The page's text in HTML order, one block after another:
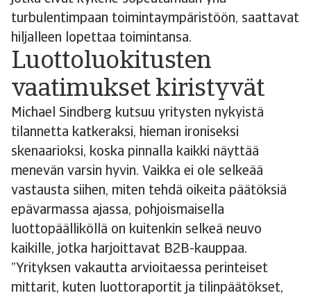
turbulentimpaan toimintaympäristöön, saattavat
hiljalleen lopettaa toimintansa.
Luottoluokitusten
vaatimukset kiristyvät
Michael Sindberg kutsuu yritysten nykyistä
tilannetta katkeraksi, hieman ironiseksi
skenaarioksi, koska pinnalla kaikki näyttää
menevän varsin hyvin. Vaikka ei ole selkeää
vastausta siihen, miten tehdä oikeita päätöksiä
epävarmassa ajassa, pohjoismaisella
luottopäälliköllä on kuitenkin selkeä neuvo
kaikille, jotka harjoittavat B2B-kauppaa.
”Yrityksen vakautta arvioitaessa perinteiset
mittarit, kuten luottoraportit ja tilinpäätökset,